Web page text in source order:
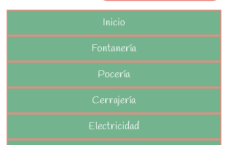
Inicio
Fontanería
Pocería
Cerrajería
Electricidad